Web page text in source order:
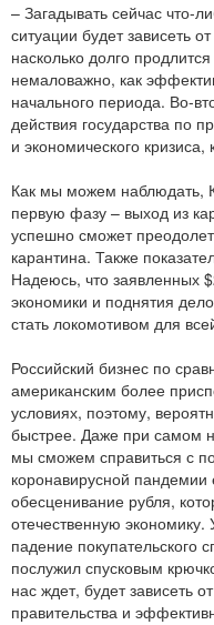
– Загадывать сейчас что-
ситуации будет зависеть
насколько долго
немаловажно, как
начального периода. Во-
действия государства по
и экономического
Как мы можем наблюдать,
первую фазу – выход из
успешно сможет
карантина. Также
Надеюсь, что заявленных
экономики и поднятия
стать локомотивом для
Российский бизнес по
американским более
условиях, поэтому,
быстрее. Даже при самом
мы сможем справиться с
коронавирусной
обесценивание рубля,
отечественную
падение покупательского
послужил спусковым
нас ждет, будет зависеть
правительства и